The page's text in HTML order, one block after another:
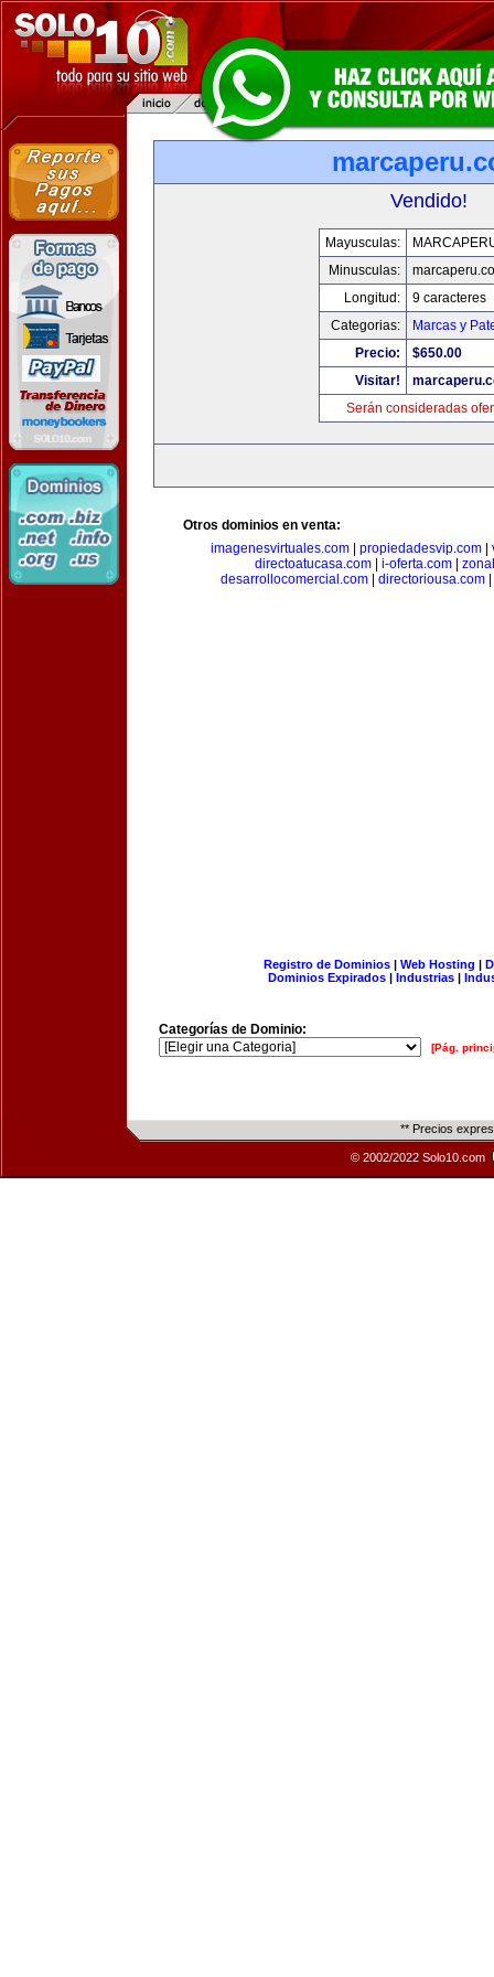
Vendido!
Mayusculas:
Minusculas:
Longitud:
9 caracteres
Categorias:
Marcas y
Precio:
$650.00
Visitar!
Serán consideradas
Otros dominios en venta:
imagenesvirtuales.com| propiedadesvip.com|
directoatucasa.com| i-oferta.com|
desarrollocomercial.com
directoriousa.com
Registro de Dominios| Web Hosting |
Dominios Expirados | Industrias |
Categorías de Dominio:
[Pág.
** Precios
© 2002/2022 Solo10.com